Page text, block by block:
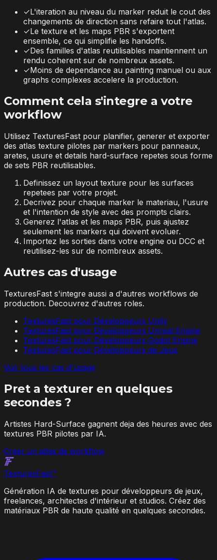
✓L'iteration au niveau du marker reduit le cout des
changements de direction sans refaire tout l'atlas.
✓Le texture et les maps PBR s'exportent
ensemble, ce qui simplifie les handoffs.
✓Des familles d'atlas reutilisables maintiennent un
rendu coherent sur de nombreux assets.
✓Moins de dependance au painting manuel ou aux
graphs complexes accelere la production.
Comment cela s'integre a votre
workflow
Utilisez TexturesFast pour planifier, generer et exporter
des atlas texture pilotes par markers pour panneaux,
aretes, usure et details hard-surface repetes sous forme
de sets PBR reutilisables.
Definissez un layout texture pour les surfaces
repetees par votre projet.
Decrivez pour chaque marker le materiau, l'usure
et l'intention de style avec des prompts clairs.
Generez l'atlas et les maps PBR, puis ajustez
seulement les markers qui doivent evoluer.
Importez les sorties dans votre engine ou DCC et
reutilisez-les sur de nombreux assets.
Autres cas d'usage
TexturesFast s'integre aussi a d'autres workflows de
production. Decouvrez d'autres roles.
TexturesFast pour Développeurs Unity
TexturesFast pour Développeurs Unreal Engine
TexturesFast pour Développeurs Godot Engine
TexturesFast pour Développeurs de Jeux
Voir tous les cas d'usage
Pret a texturer en quelques
secondes ?
Artistes Hard-Surface gagnent deja des heures avec des
textures PBR pilotes par IA.
Creer un atlas de workflow
TexturesFast™
Génération IA de textures pour développeurs de jeux,
freelances, architectes d'intérieur et studios. Créez des
matériaux PBR de haute qualité en quelques secondes.